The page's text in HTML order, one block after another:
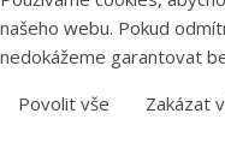
našeho webu. Pokud
nedokážeme garantovat
Povolit vše
Zakázat